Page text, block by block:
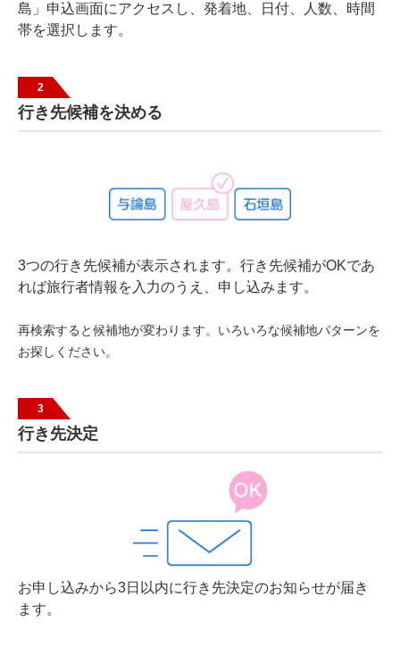
島」申込画面にアクセスし、発着地、日付、人数、時間
帯を選択します。
2
行き先候補を決める
3つの行き先候補が表示されます。行き先候補がOKであ
れば旅行者情報を入力のうえ、申し込みます。
再検索すると候補地が変わります。いろいろな候補地パターンを
お探しください。
3
行き先決定
お申し込みから3日以内に行き先決定のお知らせが届き
ます。